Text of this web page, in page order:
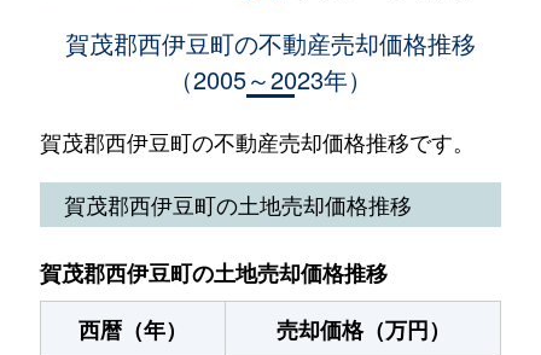
賀茂郡西伊豆町の不動産売却価格推移
（2005～2023年）
賀茂郡西伊豆町の不動産売却価格推移です。
賀茂郡西伊豆町の土地売却価格推移
賀茂郡西伊豆町の土地売却価格推移
西暦（年）
売却価格（万円）